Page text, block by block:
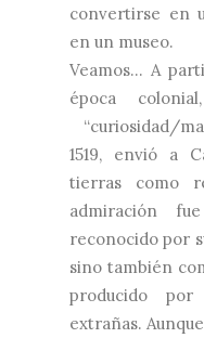
convertirse en
en un museo.
Veamos... A
época
“curiosidad/
1519, envió a
tierras como
admiración
reconocido por
sino también
producido
extrañas.